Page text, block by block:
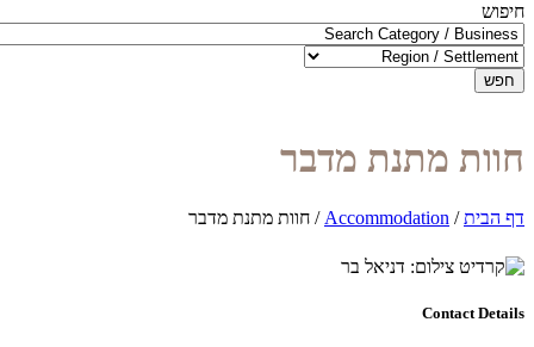
חיפוש
חפש
חוות מתנת מדבר
דף הבית/
Accommodation
/ חוות מתנת מדבר
Contact Details